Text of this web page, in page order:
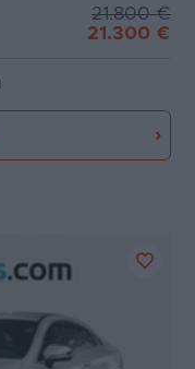
21.800 €
21.300 €